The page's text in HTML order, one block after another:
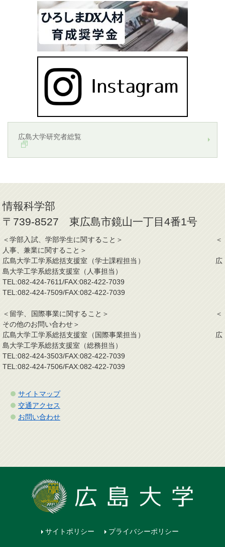
広島大学研究者総覧
情報科学部
〒739-8527 東広島市鏡山一丁目4番1号
＜学部入試、学部学生に関すること＞ ＜
人事、兼業に関すること＞
広島大学工学系総括支援室（学士課程担当） 広
島大学工学系総括支援室（人事担当）
TEL:082-424-7611/FAX:082-422-7039
TEL:082-424-7509/FAX:082-422-7039
＜留学、国際事業に関すること＞ ＜
その他のお問い合わせ＞
広島大学工学系総括支援室（国際事業担当） 広
島大学工学系総括支援室（総務担当）
TEL:082-424-3503/FAX:082-422-7039
TEL:082-424-7506/FAX:082-422-7039
サイトマップ
交通アクセス
お問い合わせ
サイトポリシー プライバシーポリシー